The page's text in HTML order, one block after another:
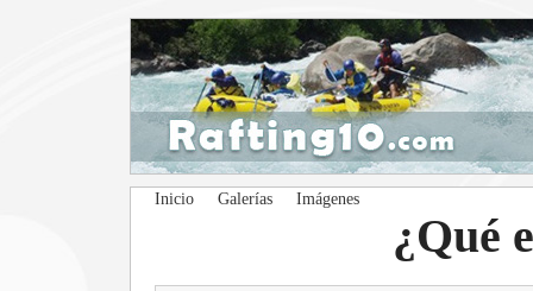
Inicio Galerías Imágenes
¿Qué